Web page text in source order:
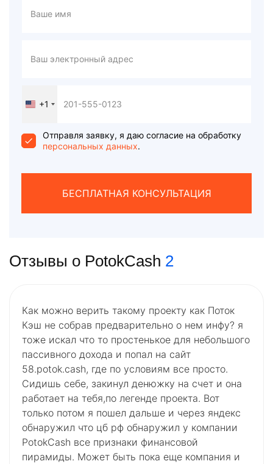
United
+1
+1
Отправля заявку, я даю согласие на обработку
персональных данных.
БЕСПЛАТНАЯ КОНСУЛЬТАЦИЯ
Отзывы о PotokCash 2
Как можно верить такому проекту как Поток
Кэш не собрав предварительно о нем инфу? я
тоже искал что то простенькое для небольшого
пассивного дохода и попал на сайт
58.potok.cash, где по условиям все просто.
Сидишь себе, закинул денюжку на счет и она
работает на тебя,по легенде проекта. Вот
только потом я пошел дальше и через яндекс
обнаружил что цб рф обнаружил у компании
PotokCash все признаки финансовой
пирамиды. Может быть пока еще компания и